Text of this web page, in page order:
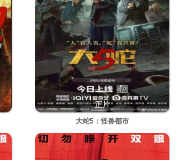
正片
大蛇5：怪兽都市